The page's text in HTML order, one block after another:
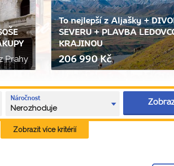
Prahy
To nejlepší z Aljašky +
SEVERU + PLAVBA
KRAJINOU
206 990 Kč
Náročnost
Nerozhoduje
Zobrazit více kritérií